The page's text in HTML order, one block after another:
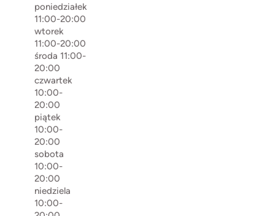
poniedziałek
11:00-20:00
wtorek
11:00-20:00
środa 11:00-
20:00
czwartek
10:00-
20:00
piątek
10:00-
20:00
sobota
10:00-
20:00
niedziela
10:00-